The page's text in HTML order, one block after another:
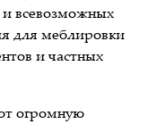
всевозможных
для меблировки
и частных
огромную